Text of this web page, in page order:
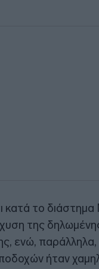
κατά το
της
ενώ, παράλληλα,
ήταν